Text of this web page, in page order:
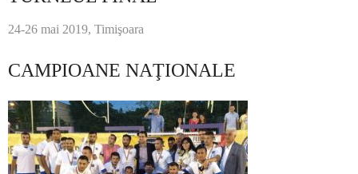
24-26 mai 2019, Timişoara
CAMPIOANE NAŢIONALE